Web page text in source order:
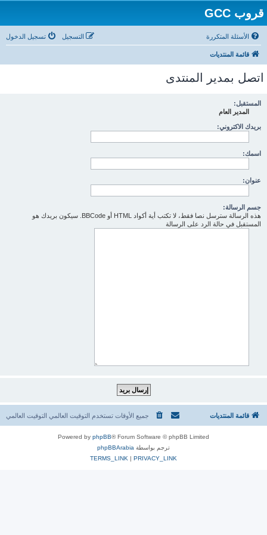
قروب GCC
الأسئلة المتكررة تسجيل الدخول التسجيل
قائمة المنتديات
اتصل بمدير المنتدى
المستقبل:
المدير العام
بريدك الاكتروني:
اسمك:
عنوان:
جسم الرسالة:
هذه الرسالة سترسل نصا فقط، لا تكتب أية أكواد HTML أو BBCode. سيكون بريدك هو
المستقبل في حالة الرد على الرسالة
قائمة المنتديات جميع الأوقات تستخدم التوقيت العالمي التوقيت العالمي
Powered by phpBB® Forum Software © phpBB Limited
ترجم بواسطة phpBBArabia
PRIVACY_LINK
|
TERMS_LINK